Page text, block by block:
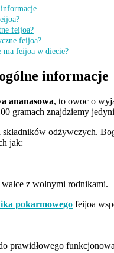
feijoa?
feijoa?
ma feijoa w diecie?
informacje
ananasowa, to owoc o
gramach znajdziemy
odżywczych.
jak:
z wolnymi rodnikami.
pokarmowego feijoa
prawidłowego